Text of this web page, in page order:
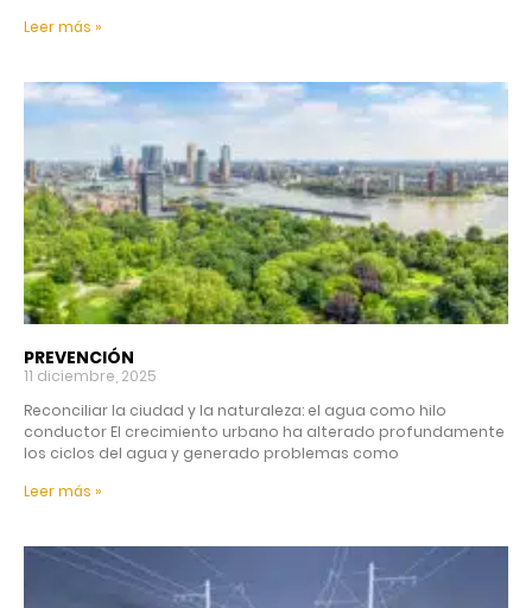
Leer más »
PREVENCIÓN
11 diciembre, 2025
Reconciliar la ciudad y la naturaleza: el agua como hilo
conductor El crecimiento urbano ha alterado profundamente
los ciclos del agua y generado problemas como
Leer más »